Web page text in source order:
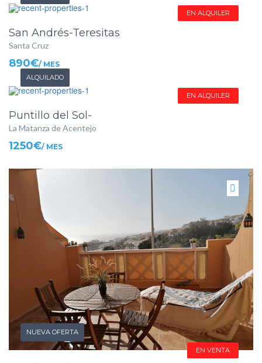
EN ALQUILER
San Andrés-Teresitas
Santa Cruz
890€/ MES
EN ALQUILER
ALQUILADO
Puntillo del Sol-
La Matanza de Acentejo
1250€/ MES
EN VENTA
NUEVA OFERTA